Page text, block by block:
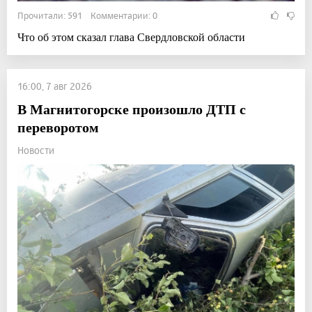
Прочитали: 591 Комментарии: 0
Что об этом сказал глава Свердловской области
16:00, 7 авг 2026
В Магнитогорске произошло ДТП с
переворотом
Новости